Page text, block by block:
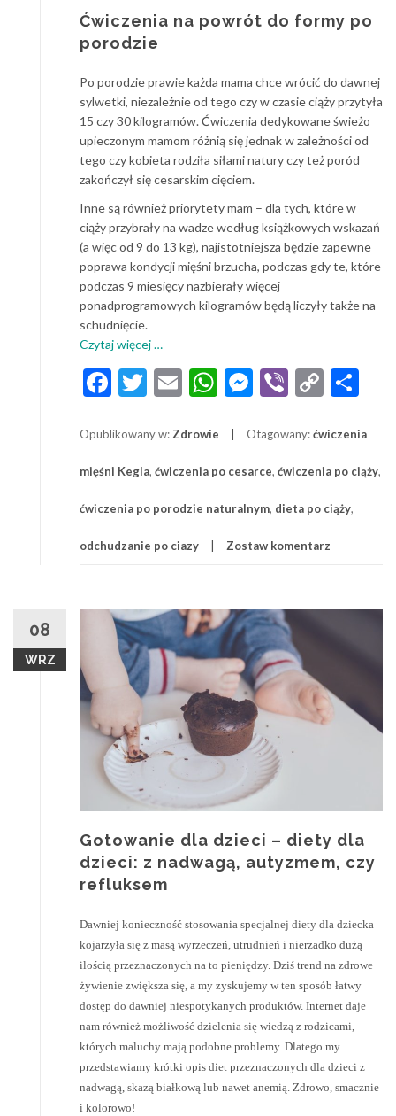
Ćwiczenia na powrót do formy po
porodzie
Po porodzie prawie każda mama chce wrócić do dawnej
sylwetki, niezależnie od tego czy w czasie ciąży przytyła
15 czy 30 kilogramów. Ćwiczenia dedykowane świeżo
upieczonym mamom różnią się jednak w zależności od
tego czy kobieta rodziła siłami natury czy też poród
zakończył się cesarskim cięciem.
Inne są również priorytety mam – dla tych, które w
ciąży przybrały na wadze według książkowych wskazań
(a więc od 9 do 13 kg), najistotniejsza będzie zapewne
poprawa kondycji mięśni brzucha, podczas gdy te, które
podczas 9 miesięcy nazbierały więcej
ponadprogramowych kilogramów będą liczyły także na
schudnięcie.
Czytaj więcej
na
powrót
formy
porodzie
…
Facebook
Twitter
EmailWhatsApp
Messenger
Viber
Copy
Opublikowany w: Zdrowie Otagowany:ćwiczenia
mięśni Kegla, ćwiczenia po cesarce, ćwiczenia po ciąży,
ćwiczenia po porodzie naturalnym, dieta po ciąży,
odchudzanie po ciazy Zostaw komentarz
08
WRZ
Gotowanie dla dzieci – diety dla
dzieci: z nadwagą, autyzmem, czy
refluksem
Dawniej konieczność stosowania specjalnej diety dla dziecka
kojarzyła się z masą wyrzeczeń, utrudnień i nierzadko dużą
ilością przeznaczonych na to pieniędzy. Dziś trend na zdrowe
żywienie zwiększa się, a my zyskujemy w ten sposób łatwy
dostęp do dawniej niespotykanych produktów. Internet daje
nam również możliwość dzielenia się wiedzą z rodzicami,
których maluchy mają podobne problemy. Dlatego my
przedstawiamy krótki opis diet przeznaczonych dla dzieci z
nadwagą, skazą białkową lub nawet anemią. Zdrowo, smacznie
i kolorowo!